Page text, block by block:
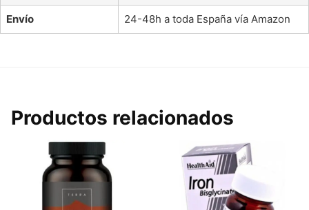
Envío 24-48h a toda España vía Amazon
Productos relacionados